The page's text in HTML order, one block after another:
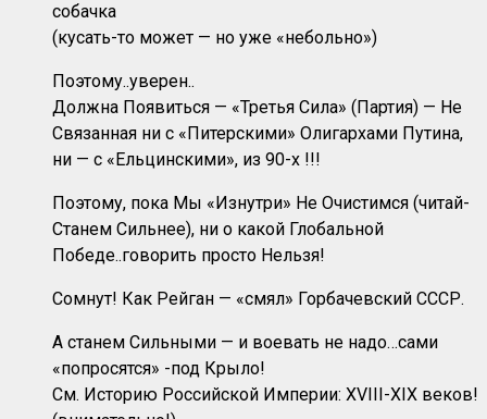
собачка
(кусать-то может — но уже «небольно»)
Поэтому..уверен..
Должна Появиться — «Третья Сила» (Партия) — Не
Связанная ни с «Питерскими» Олигархами Путина,
ни — с «Ельцинскими», из 90-х !!!
Поэтому, пока Мы «Изнутри» Не Очистимся (читай-
Станем Сильнее), ни о какой Глобальной
Победе..говорить просто Нельзя!
Сомнут! Как Рейган — «смял» Горбачевский СССР.
А станем Сильными — и воевать не надо…сами
«попросятся» -под Крыло!
См. Историю Российской Империи: XVIII-XIX веков!